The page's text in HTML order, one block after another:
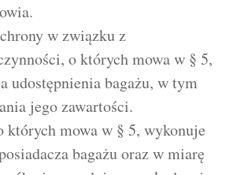
w związku z
o których mowa w § 5,
udostępnienia bagażu, w tym
jego zawartości.
których mowa w § 5, wykonuje
bagażu oraz w miarę